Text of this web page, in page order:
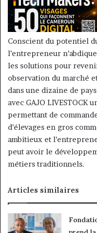
Conscient du potentiel
l’entrepreneur
les solutions pour
observation du marché
dans une dizaine de
avec GAJO LIVESTOCK
permettant de
d’élevages en gros
ambitieux et
peut avoir le
métiers traditionnels.
Articles similaires